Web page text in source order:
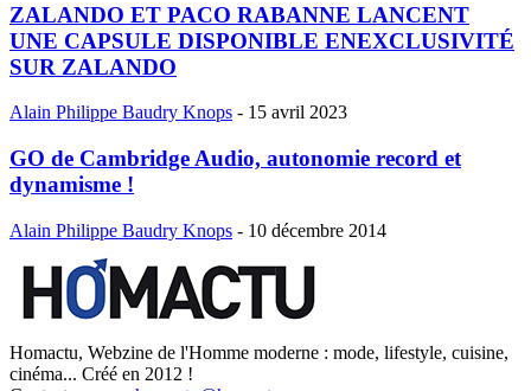
ZALANDO ET PACO RABANNE LANCENT
UNE CAPSULE DISPONIBLE ENEXCLUSIVITÉ
SUR ZALANDO
Alain Philippe Baudry Knops - 15 avril 2023
GO de Cambridge Audio, autonomie record et
dynamisme !
Alain Philippe Baudry Knops - 10 décembre 2014
Homactu, Webzine de l'Homme moderne : mode, lifestyle, cuisine,
cinéma... Créé en 2012 !